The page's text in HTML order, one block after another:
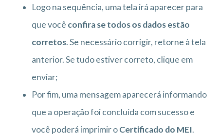
Logo na sequência, uma tela irá aparecer para
que você confira se todos os dados estão
corretos. Se necessário corrigir, retorne à tela
anterior. Se tudo estiver correto, clique em
enviar;
Por fim, uma mensagem aparecerá informando
que a operação foi concluída com sucesso e
você poderá imprimir oCertificado do MEI.